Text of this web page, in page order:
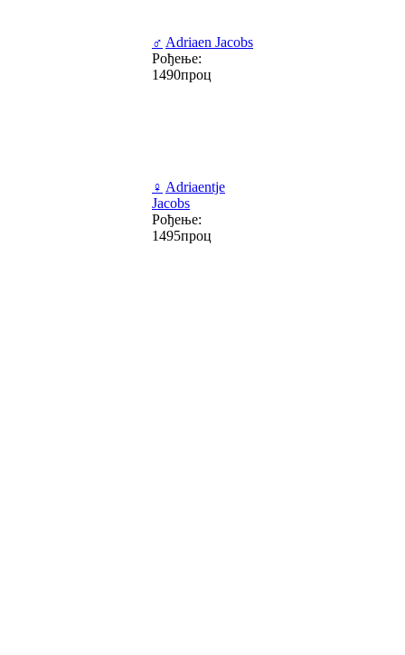
♂ Adriaen Jacobs
Рођење:
1490проц
♀ Adriaentje
Jacobs
Рођење:
1495проц